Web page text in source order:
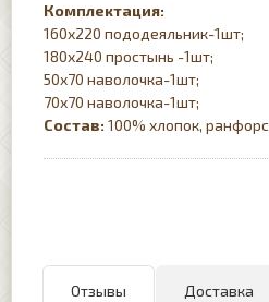
Комплектация:
160х220 пододеяльник-1шт;
180х240 простынь -1шт;
50х70 наволочка-1шт;
70х70 наволочка-1шт;
Состав: 100% хлопок, ранфорс
Отзывы Доставка